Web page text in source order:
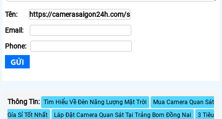
Tên:
Email:
Phone:
Thông Tin: Tìm Hiểu Về Đèn Năng Lượng Mặt Trời
Mua Camera Quan Sát
Gía Sỉ Tốt Nhất
Láp Đặt Camera Quan Sát Tại Trảng Bom Đồng Nai
3 Tiêu